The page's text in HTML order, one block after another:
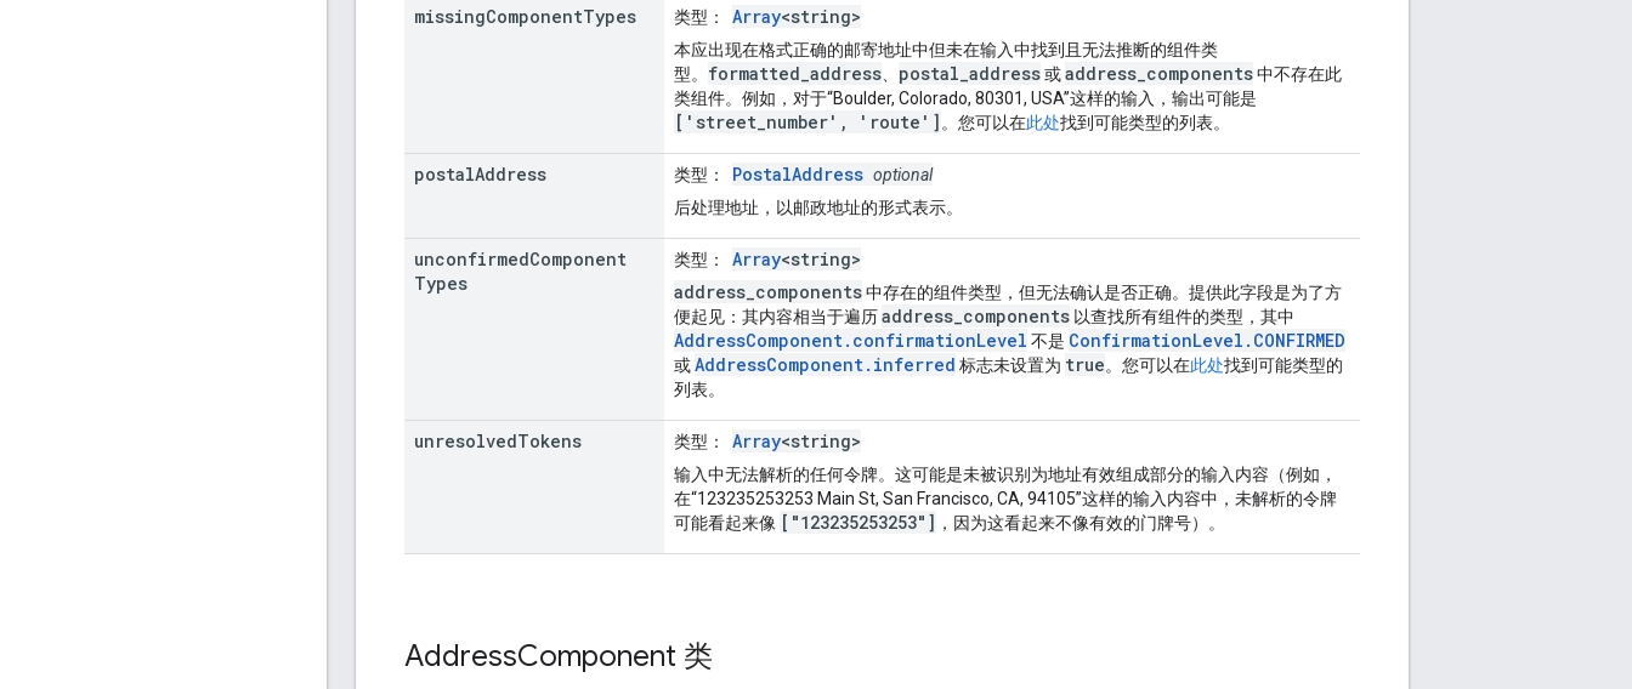
missingComponentTypes 类型 ： Array<string>
本应出现在格式正确的邮寄地址中但未在输入中找到且无法推断的组件类
型。 formatted_address postal_address或address_components中不存在此
类组件。例如，对于“Boulder, Colorado, 80301, USA”这样的输入，输出可能是
['street_number', 'route'] 。您可以在此处找到可能类型的列表。
postalAddress 类型 ： PostalAddress optional
后处理地址，以邮政地址的形式表示。
unconfirmedComponent
Types
类型 ： Array<string>
address_components中存在的组件类型，但无法确认是否正确。提供此字段是为了方
便起见：其内容相当于遍历address_components 以查找所有组件的类型，其中
AddressComponent.confirmationLevel 不是 ConfirmationLevel.CONFIRMED
或AddressComponent.inferred 标志未设置为 true。您可以在此处找到可能类型的
列表。
unresolvedTokens 类型 ： Array<string>
输入中无法解析的任何令牌。这可能是未被识别为地址有效组成部分的输入内容（例如，
在“123235253253 Main St, San Francisco, CA, 94105”这样的输入内容中，未解析的令牌
可能看起来像 ["123235253253"] ，因为这看起来不像有效的门牌号）。
AddressComponent 类